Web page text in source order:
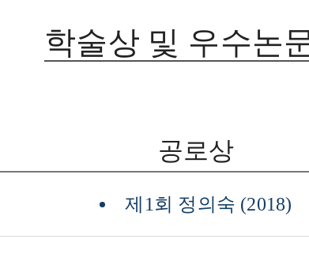
학술상 및 우수논
공로상
제1회 정의숙 (2018)